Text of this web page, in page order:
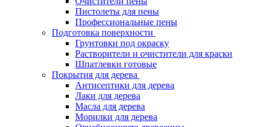
Пистолеты для пены
Профессиональные пены
Подготовка поверхности
Грунтовки под окраску
Растворители и очистители для краски
Шпатлевки готовые
Покрытия для дерева
Антисептики для дерева
Лаки для дерева
Масла для дерева
Морилки для дерева